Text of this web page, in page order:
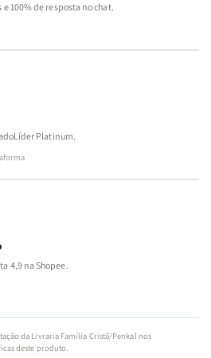
100% de resposta no chat.
Platinum.
4,9 na Shopee.
da Livraria Família Cristã/Penkal nos
deste produto.